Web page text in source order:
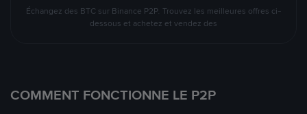
Échangez des BTC sur Binance P2P. Trouvez les meilleures offres ci-
dessous et achetez et vendez des
COMMENT FONCTIONNE LE P2P